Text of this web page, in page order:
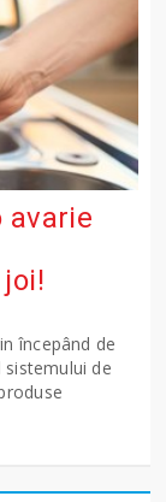
avarie
începând de
sistemului de